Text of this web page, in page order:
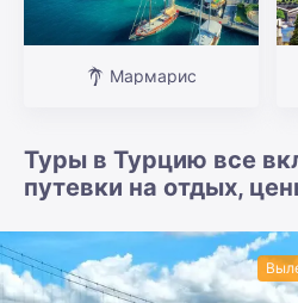
Мармарис
Туры в Турцию все
путевки на отдых,